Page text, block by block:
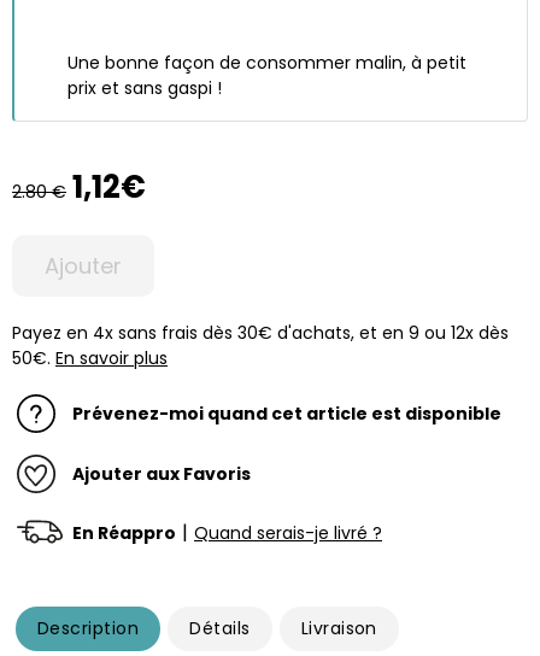
Une bonne façon de consommer malin, à petit
prix et sans gaspi !
2.80 € 1,12€
Ajouter
Payez en 4x sans frais dès 30€ d'achats, et en 9 ou 12x dès
50€. En savoir plus
Prévenez-moi quand cet article est disponible
Ajouter aux Favoris
En Réappro | Quand serais-je livré ?
Description Détails Livraison